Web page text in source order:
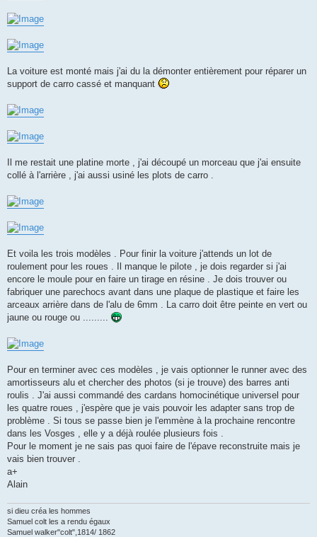
La voiture est monté mais j'ai du la démonter entièrement pour réparer un
support de carro cassé et manquant
Il me restait une platine morte , j'ai découpé un morceau que j'ai ensuite
collé à l'arrière , j'ai aussi usiné les plots de carro .
Et voila les trois modèles . Pour finir la voiture j'attends un lot de
roulement pour les roues . Il manque le pilote , je dois regarder si j'ai
encore le moule pour en faire un tirage en résine . Je dois trouver ou
fabriquer une parechocs avant dans une plaque de plastique et faire les
arceaux arrière dans de l'alu de 6mm . La carro doit être peinte en vert ou
jaune ou rouge ou .........
Pour en terminer avec ces modèles , je vais optionner le runner avec des
amortisseurs alu et chercher des photos (si je trouve) des barres anti
roulis . J'ai aussi commandé des cardans homocinétique universel pour
les quatre roues , j'espère que je vais pouvoir les adapter sans trop de
problème . Si tous se passe bien je l'emmène à la prochaine rencontre
dans les Vosges , elle y a déjà roulée plusieurs fois .
Pour le moment je ne sais pas quoi faire de l'épave reconstruite mais je
vais bien trouver .
a+
Alain
si dieu créa les hommes
Samuel colt les a rendu égaux
Samuel walker"colt",1814/ 1862